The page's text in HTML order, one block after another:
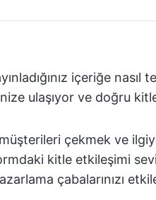
içeriğe
ulaşıyor ve doğru
çekmek ve
kitle etkileşimi
çabalarınızı